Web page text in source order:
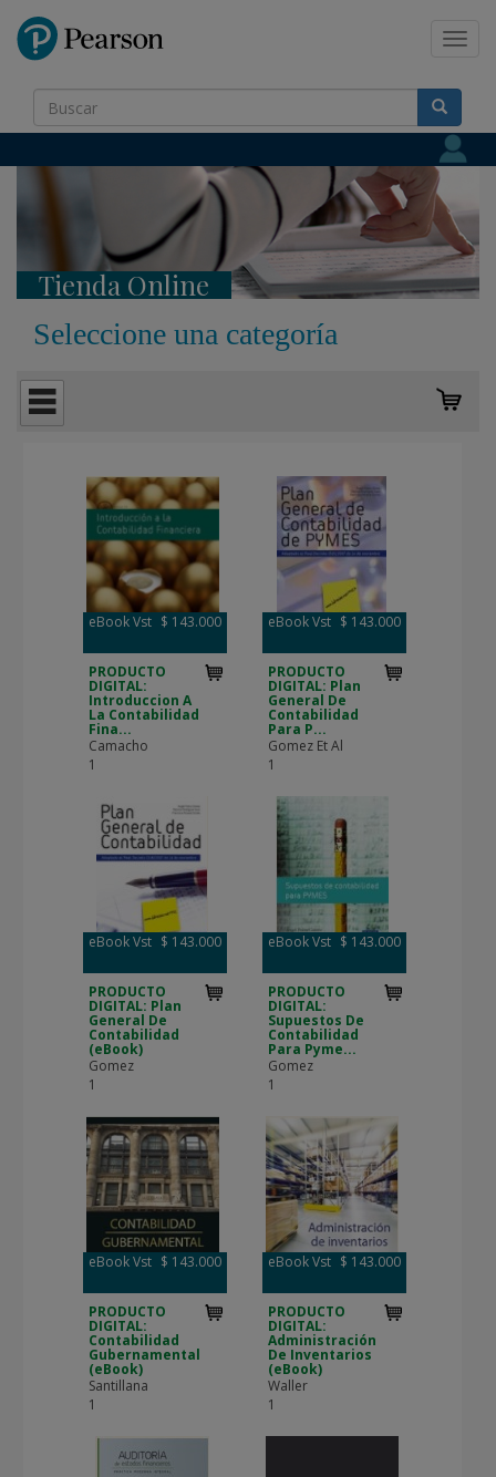
Tienda Online
Seleccione una categoría
eBook Vst $ 143.000
PRODUCTO
DIGITAL:
Introduccion A
La Contabilidad
Fina...
Camacho
1
eBook Vst $ 143.000
PRODUCTO
DIGITAL: Plan
General De
Contabilidad
Para P...
Gomez Et Al
1
eBook Vst $ 143.000
PRODUCTO
DIGITAL: Plan
General De
Contabilidad
(eBook)
Gomez
1
eBook Vst $ 143.000
PRODUCTO
DIGITAL:
Supuestos De
Contabilidad
Para Pyme...
Gomez
1
eBook Vst $ 143.000
PRODUCTO
DIGITAL:
Contabilidad
Gubernamental
(eBook)
Santillana
1
eBook Vst $ 143.000
PRODUCTO
DIGITAL:
Administración
De Inventarios
(eBook)
Waller
1